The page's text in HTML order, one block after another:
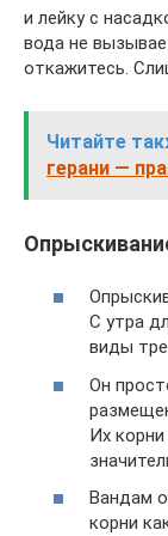
и лейку с
вода не
откажитесь.
Читайте
герани —
С утра
виды
Он
Их корни
Вандам
корни